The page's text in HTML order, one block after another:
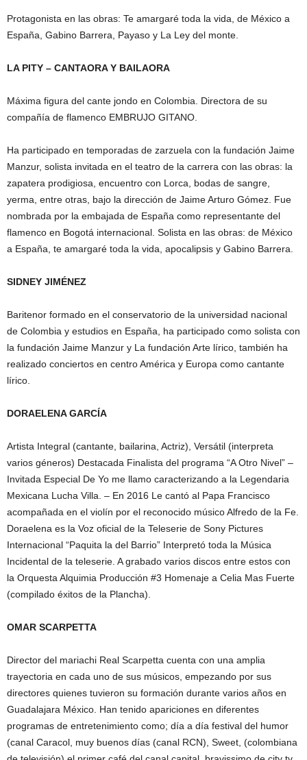
Protagonista en las obras: Te amargaré toda la vida, de México a
España, Gabino Barrera, Payaso y La Ley del monte.
LA PITY – CANTAORA Y BAILAORA
Máxima figura del cante jondo en Colombia. Directora de su
compañía de flamenco EMBRUJO GITANO.
Ha participado en temporadas de zarzuela con la fundación Jaime
Manzur, solista invitada en el teatro de la carrera con las obras: la
zapatera prodigiosa, encuentro con Lorca, bodas de sangre,
yerma, entre otras, bajo la dirección de Jaime Arturo Gómez. Fue
nombrada por la embajada de España como representante del
flamenco en Bogotá internacional. Solista en las obras: de México
a España, te amargaré toda la vida, apocalipsis y Gabino Barrera.
SIDNEY JIMÉNEZ
Baritenor formado en el conservatorio de la universidad nacional
de Colombia y estudios en España, ha participado como solista con
la fundación Jaime Manzur y La fundación Arte lírico, también ha
realizado conciertos en centro América y Europa como cantante
lírico.
DORAELENA GARCÍA
Artista Integral (cantante, bailarina, Actriz), Versátil (interpreta
varios géneros) Destacada Finalista del programa “A Otro Nivel” –
Invitada Especial De Yo me llamo caracterizando a la Legendaria
Mexicana Lucha Villa. – En 2016 Le cantó al Papa Francisco
acompañada en el violín por el reconocido músico Alfredo de la Fe.
Doraelena es la Voz oficial de la Teleserie de Sony Pictures
Internacional “Paquita la del Barrio” Interpretó toda la Música
Incidental de la teleserie. A grabado varios discos entre estos con
la Orquesta Alquimia Producción #3 Homenaje a Celia Mas Fuerte
(compilado éxitos de la Plancha).
OMAR SCARPETTA
Director del mariachi Real Scarpetta cuenta con una amplia
trayectoria en cada uno de sus músicos, empezando por sus
directores quienes tuvieron su formación durante varios años en
Guadalajara México. Han tenido apariciones en diferentes
programas de entretenimiento como; día a día festival del humor
(canal Caracol, muy buenos días (canal RCN), Sweet, (colombiana